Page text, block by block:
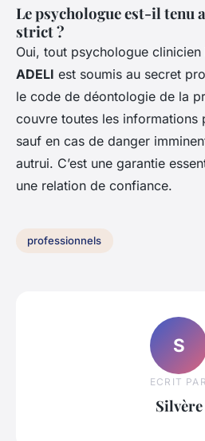
Le psychologue est-il tenu
strict ?
Oui, tout psychologue clinicien
ADELI est soumis au secret
le code de déontologie de la
couvre toutes les informations
sauf en cas de danger
autrui. C’est une garantie
une relation de confiance.
professionnels
S
ECRIT PAR
Silvère